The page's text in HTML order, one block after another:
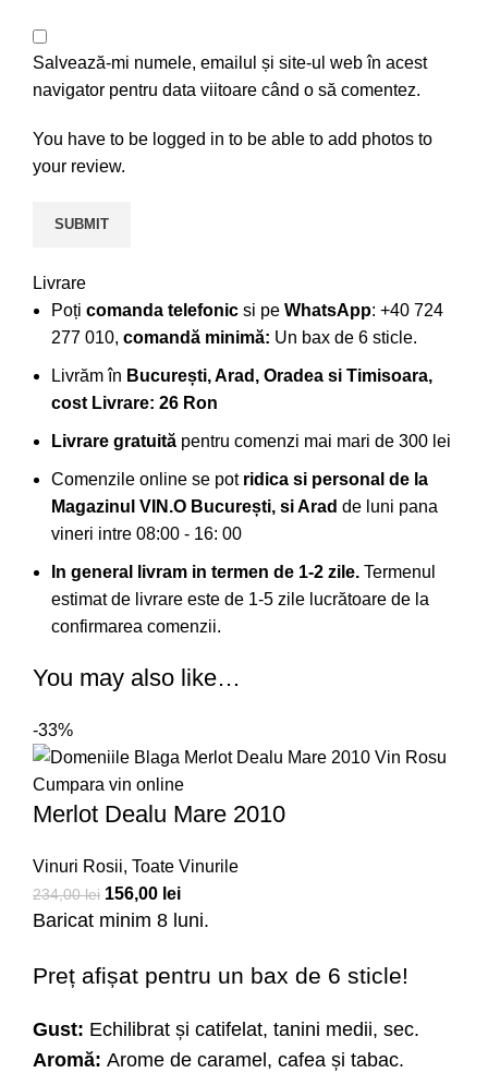
Salvează-mi numele, emailul și site-ul web în acest
navigator pentru data viitoare când o să comentez.
You have to be logged in to be able to add photos to
your review.
Livrare
Poți comanda telefonic si pe WhatsApp: +40 724
277 010, comandă minimă: Un bax de 6 sticle.
Livrăm în București, Arad, Oradea si Timisoara,
cost Livrare: 26 Ron
Livrare gratuită pentru comenzi mai mari de 300 lei
Comenzile online se pot ridica si personal de la
Magazinul VIN.O București, si Arad de luni pana
vineri intre 08:00 - 16: 00
In general livram in termen de 1-2 zile. Termenul
estimat de livrare este de 1-5 zile lucrătoare de la
confirmarea comenzii.
You may also like…
-33%
Merlot Dealu Mare 2010
Vinuri Rosii, Toate Vinurile
234,00lei 156,00 lei
Baricat minim 8 luni.
Preț afișat pentru un bax de 6 sticle!
Gust: Echilibrat și catifelat, tanini medii, sec.
Aromă: Arome de caramel, cafea și tabac.